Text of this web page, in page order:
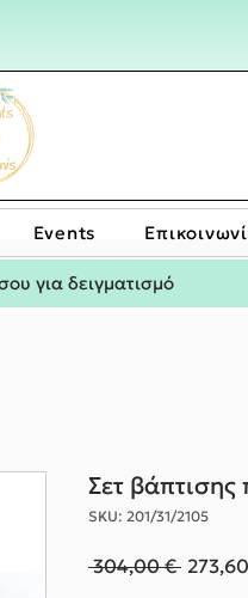
Events
για δειγματισμό
Σετ
SKU: 201/31/2105
304,00 €